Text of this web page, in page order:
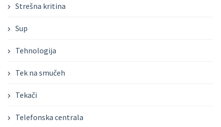
Strešna kritina
Sup
Tehnologija
Tek na smučeh
Tekači
Telefonska centrala